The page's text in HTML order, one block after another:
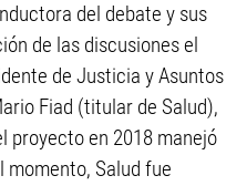
del debate y sus
de las discusiones el
de Justicia y Asuntos
Fiad (titular de Salud),
proyecto en 2018 manejó
momento, Salud fue